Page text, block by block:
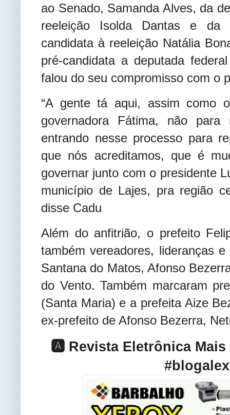
ao Senado, Samanda Alves, da
reeleição Isolda Dantas e da
candidata à reeleição Natália
pré-candidata a deputada
falou do seu compromisso com o
“A gente tá aqui, assim como
governadora Fátima, não
entrando nesse processo para
que nós acreditamos, que é
governar junto com o presidente
município de Lajes, pra região
disse Cadu
Além do anfitrião, o prefeito
também vereadores, lideranças
Santana do Matos, Afonso
do Vento. Também marcaram
(Santa Maria) e a prefeita Aize
ex-prefeito de Afonso Bezerra,
🅰️ Revista Eletrônica